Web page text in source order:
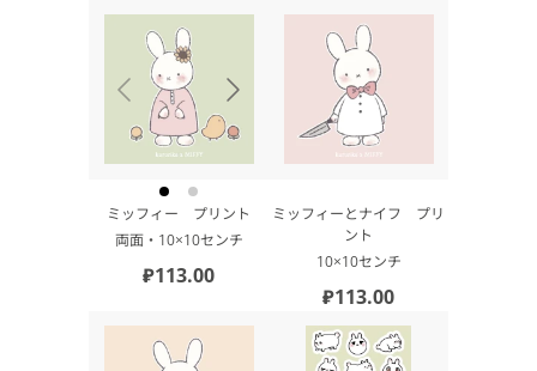
ミッフィー プリント
両面・10×10センチ
₽113.00
ミッフィーとナイフ プリ
ント
10×10センチ
₽113.00